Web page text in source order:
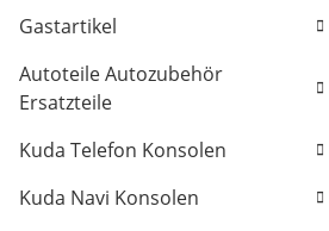
Gastartikel
Autoteile Autozubehör
Ersatzteile
Kuda Telefon Konsolen
Kuda Navi Konsolen